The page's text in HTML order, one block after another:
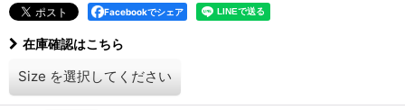
Facebookでシェア
在庫確認はこちら
Size を選択してください